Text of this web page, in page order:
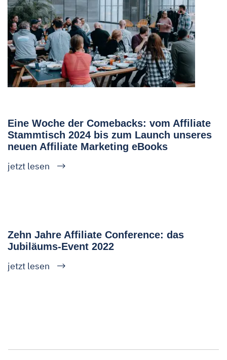
Eine Woche der Comebacks: vom Affiliate
Stammtisch 2024 bis zum Launch unseres
neuen Affiliate Marketing eBooks
jetzt lesen
Zehn Jahre Affiliate Conference: das
Jubiläums-Event 2022
jetzt lesen